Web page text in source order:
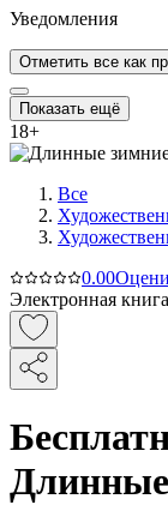
Уведомления
Отметить все как
Показать ещё
18+
Все
0.00
Электронная книга